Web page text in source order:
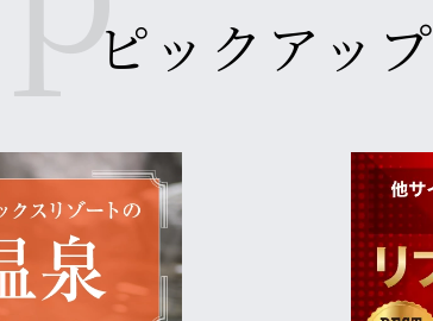
ピックアップ